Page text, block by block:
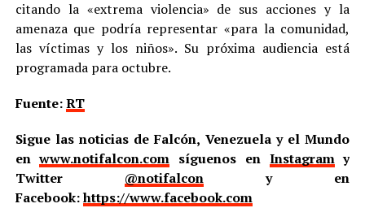
citando la «extrema violencia» de sus acciones y la
amenaza que podría representar «para la comunidad,
las víctimas y los niños». Su próxima audiencia está
programada para octubre.
Fuente:RT
Sigue las noticias de Falcón, Venezuela y el Mundo
enwww.notifalcon.com síguenos en Instagramy
Twitter @notifalcony en
Facebook:https://www.facebook.com